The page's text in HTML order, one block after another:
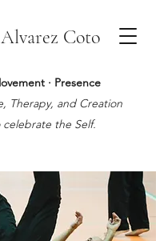
Coto
· Presence
Therapy, and Creation
the Self.